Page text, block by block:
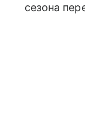
сезона